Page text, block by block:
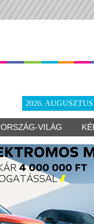
2026.
ORSZÁG-VILÁG